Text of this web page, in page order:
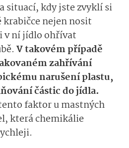
situací, kdy jste zvyklí si
krabičce nejen nosit
v ní jídlo ohřívat
V takovém případě
zahřívání
narušení plastu,
částic do jídla.
faktor u mastných
která chemikálie